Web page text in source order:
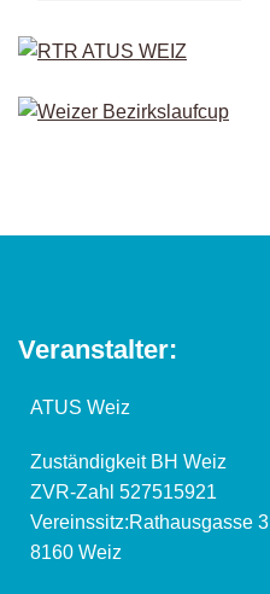
Veranstalter:
ATUS Weiz
Zuständigkeit BH Weiz
ZVR-Zahl 527515921
Vereinssitz:Rathausgasse 3
8160 Weiz